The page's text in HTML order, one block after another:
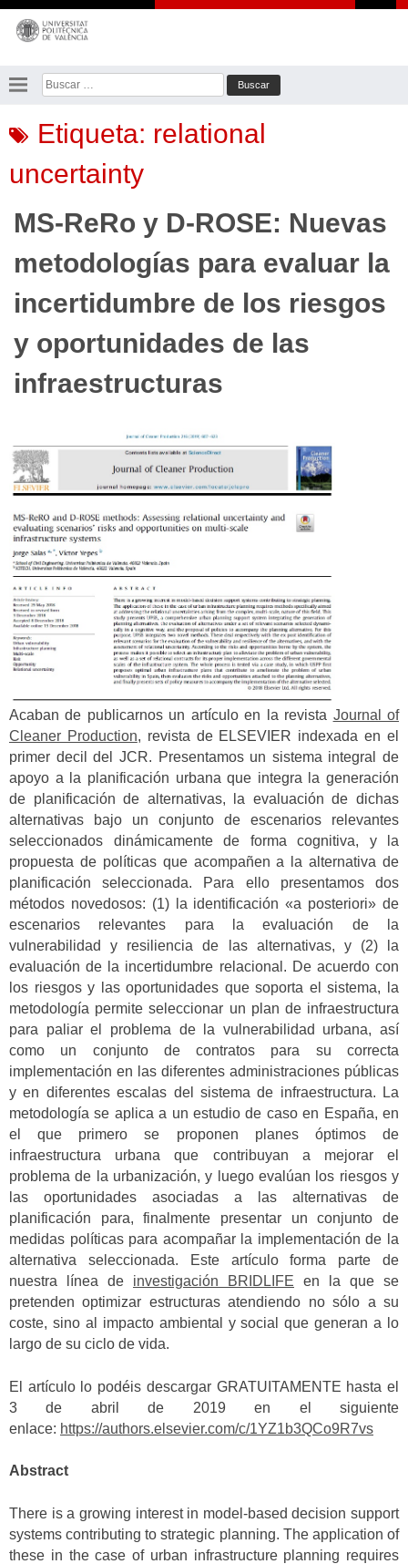
Saltar
contenido
Buscar:
Etiqueta: relational
uncertainty
MS-ReRo y D-ROSE: Nuevas
metodologías para evaluar la
incertidumbre de los riesgos
y oportunidades de las
infraestructuras
Acaban de publicarnos un artículo en la revista Journal of
Cleaner Production, revista de ELSEVIER indexada en el
primer decil del JCR. Presentamos un sistema integral de
apoyo a la planificación urbana que integra la generación
de planificación de alternativas, la evaluación de dichas
alternativas bajo un conjunto de escenarios relevantes
seleccionados dinámicamente de forma cognitiva, y la
propuesta de políticas que acompañen a la alternativa de
planificación seleccionada. Para ello presentamos dos
métodos novedosos: (1) la identificación «a posteriori» de
escenarios relevantes para la evaluación de la
vulnerabilidad y resiliencia de las alternativas, y (2) la
evaluación de la incertidumbre relacional. De acuerdo con
los riesgos y las oportunidades que soporta el sistema, la
metodología permite seleccionar un plan de infraestructura
para paliar el problema de la vulnerabilidad urbana, así
como un conjunto de contratos para su correcta
implementación en las diferentes administraciones públicas
y en diferentes escalas del sistema de infraestructura. La
metodología se aplica a un estudio de caso en España, en
el que primero se proponen planes óptimos de
infraestructura urbana que contribuyan a mejorar el
problema de la urbanización, y luego evalúan los riesgos y
las oportunidades asociadas a las alternativas de
planificación para, finalmente presentar un conjunto de
medidas políticas para acompañar la implementación de la
alternativa seleccionada. Este artículo forma parte de
nuestra línea de investigación BRIDLIFE en la que se
pretenden optimizar estructuras atendiendo no sólo a su
coste, sino al impacto ambiental y social que generan a lo
largo de su ciclo de vida.
El artículo lo podéis descargar GRATUITAMENTE hasta el
3 de abril de 2019 en el siguiente
enlace: https://authors.elsevier.com/c/1YZ1b3QCo9R7vs
Abstract
There is a growing interest in model-based decision support
systems contributing to strategic planning. The application of
these in the case of urban infrastructure planning requires